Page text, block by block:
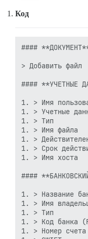
Код
####
> Добавить файл
#### **УЧЕТНЫЕ
1. > Имя
1. > Учетные
1. > Тип
1. > Имя файла
1. >
1. > Срок
1. > Имя хоста
####
1. > Название
1. > Имя
1. > Тип
1. > Код банка
1. > Номер счета